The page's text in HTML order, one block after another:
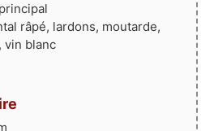
râpé, lardons, moutarde,
vin blanc